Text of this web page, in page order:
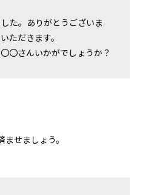
た。ありがとうございま
ただきます。
〇さんいかがでしょうか？
せましょう。